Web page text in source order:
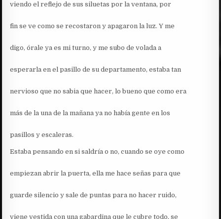
viendo el reflejo de sus siluetas por la ventana, por
fin se ve como se recostaron y apagaron la luz. Y me
digo, órale ya es mi turno, y me subo de volada a
esperarla en el pasillo de su departamento, estaba tan
nervioso que no sabia que hacer, lo bueno que como era
más de la una de la mañana ya no había gente en los
pasillos y escaleras.
Estaba pensando en si saldría o no, cuando se oye como
empiezan abrir la puerta, ella me hace señas para que
guarde silencio y sale de puntas para no hacer ruido,
viene vestida con una gabardina que le cubre todo, se